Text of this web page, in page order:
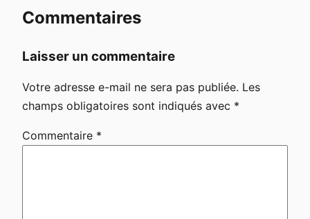
Commentaires
Laisser un commentaire
Votre adresse e-mail ne sera pas publiée. Les
champs obligatoires sont indiqués avec *
Commentaire *